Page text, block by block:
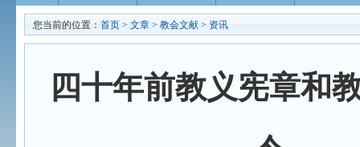
您当前的位置： 首页 > 文章 > 教会文献 > 资讯
四十年前教义宪章和